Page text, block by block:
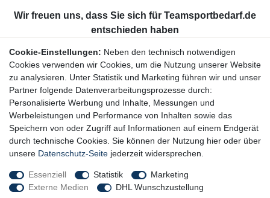
Unternehmen
Widerrufsrecht
Bestellung widerrufen
Datenschutzerklärung
AGB
Impressum
Newsletter
Newsletter-Anmeldung
Cookie-Einstellungen: Neben den technisch notwendigen
Cookies verwenden wir Cookies, um die Nutzung unserer Website
zu analysieren. Unter Statistik und Marketing führen wir und unser
Partner folgende Datenverarbeitungsprozesse durch:
Personalisierte Werbung und Inhalte, Messungen und
Werbeleistungen und Performance von Inhalten sowie das
Speichern von oder Zugriff auf Informationen auf einem Endgerät
durch technische Cookies. Sie können der Nutzung hier oder über
unsere Datenschutz-Seite jederzeit widersprechen.
Essenziell Statistik
Marketing
Externe Medien
DHL Wunschzustellung